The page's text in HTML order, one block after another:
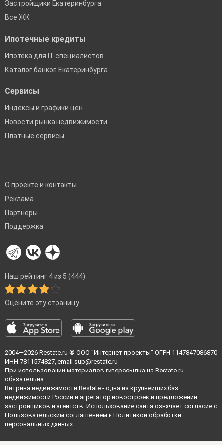
Застройщики Екатеринбурга
Все ЖК
Ипотечные кредиты
Ипотека для IT-специалистов
Каталог банков Екатеринбурга
Сервисы
Индексы и графики цен
Новости рынка недвижимости
Платные сервисы
О проекте и контакты
Реклама
Партнеры
Поддержка
Наш рейтинг 4 из 5 (444)
Оцените эту страницу
2004—2026 Restate.ru ® ООО "Интернет проекты" ОГРН 1147847086870
ИНН 7811574827, email sup@restate.ru
При использовании материалов гиперссылка на Restate.ru
обязательна.
Витрина недвижимости Restate - одна из крупнейших баз
недвижимости России и агрегатор новостроек и предложений
застройщиков и агентств. Использование сайта означает согласие с
Пользовательским соглашением и Политикой обработки
персональных данных